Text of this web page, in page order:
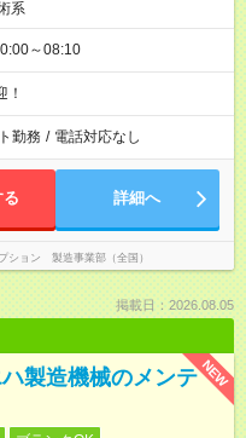
系
～08:10
！
勤務 / 電話対応なし
る 詳細へ
ション 製造事業部（全国）
掲載日：2026.08.05
NEW
製造機械のメンテ